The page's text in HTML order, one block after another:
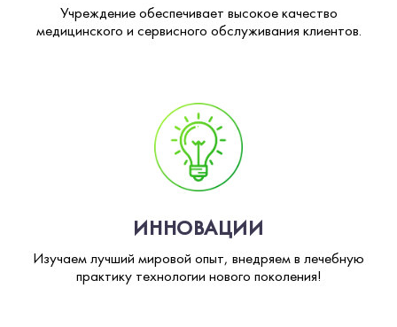
Учреждение обеспечивает высокое качество
медицинского и сервисного обслуживания клиентов.
ИННОВАЦИИ
Изучаем лучший мировой опыт, внедряем в лечебную
практику технологии нового поколения!